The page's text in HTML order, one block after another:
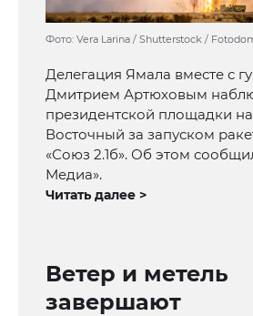
Фото: Vera Larina / Shutterstock /
Делегация Ямала вместе с
Дмитрием Артюховым
президентской площадки
Восточный за запуском
«Союз 2.1б». Об этом
Медиа».
Читать далее >
Ветер и метель
завершают